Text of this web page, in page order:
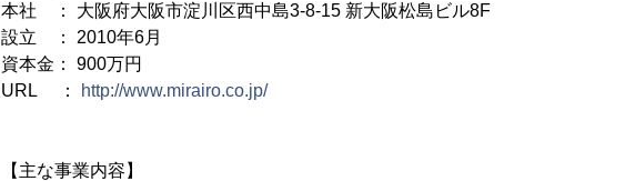
本社 ： 大阪府大阪市淀川区西中島3-8-15 新大阪松島ビル8F
設立 ： 2010年6月
資本金： 900万円
URL ：
http://www.mirairo.co.jp/
【主な事業内容】